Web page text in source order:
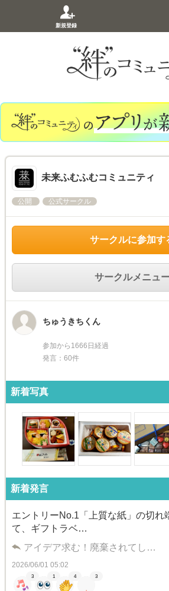
新規登録
未来ふむふむコミュニティ
公開 公式サークル
サークルに参加す
サークルメニュ
ちゅうきちくん
参加から1666日経過
発言：60件
新着写真
新着発言
エントリーNo.1「上質な紙」の切れ
て、ギフトラベ…
アイデア求む！廃棄されてし…
2026/06/01 05:02
3 1 4 3